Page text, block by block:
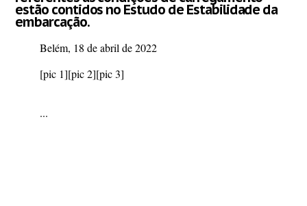
estão contidos no Estudo de Estabilidade da
embarcação.
Belém, 18 de abril de 2022
[pic 1][pic 2][pic 3]
...